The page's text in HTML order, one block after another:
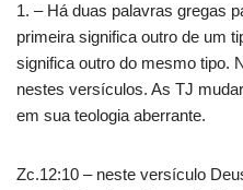
1. – Há duas palavras gregas
primeira significa outro de um
significa outro do mesmo tipo.
nestes versículos. As TJ
em sua teologia aberrante.
Zc.12:10 – neste versículo